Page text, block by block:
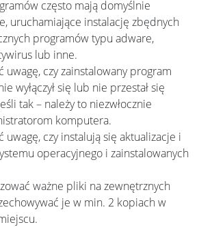
często mają domyślnie
uruchamiające instalację zbędnych
programów typu adware,
lub inne.
uwagę, czy zainstalowany program
wyłączył się lub nie przestał się
tak – należy to niezwłocznie
komputera.
uwagę, czy instalują się aktualizacje i
operacyjnego i zainstalowanych
ważne pliki na zewnętrznych
je w min. 2 kopiach w